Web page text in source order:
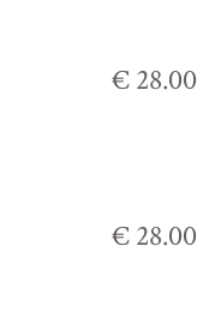
€ 28.00
€ 28.00